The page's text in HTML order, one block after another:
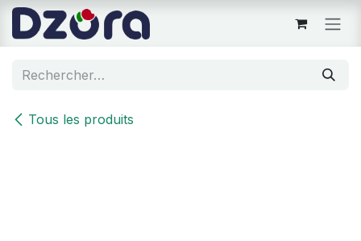
Se rendre au contenu
Tous les produits